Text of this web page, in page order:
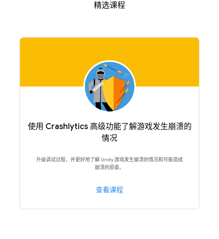
精选课程
使用 Crashlytics 高级功能了解游戏发生崩溃的
情况
升级调试过程，并更好地了解 Unity 游戏发生崩溃的情况和可能造成
崩溃的原委。
查看课程